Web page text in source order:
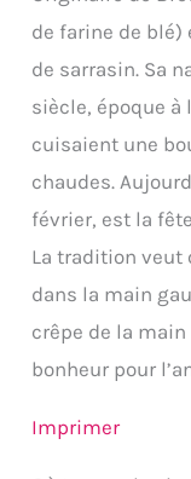
de farine de blé)
de sarrasin. Sa
siècle, époque à
cuisaient une
chaudes.
février, est la
La tradition veut
dans la main
crêpe de la
bonheur pour
Imprimer